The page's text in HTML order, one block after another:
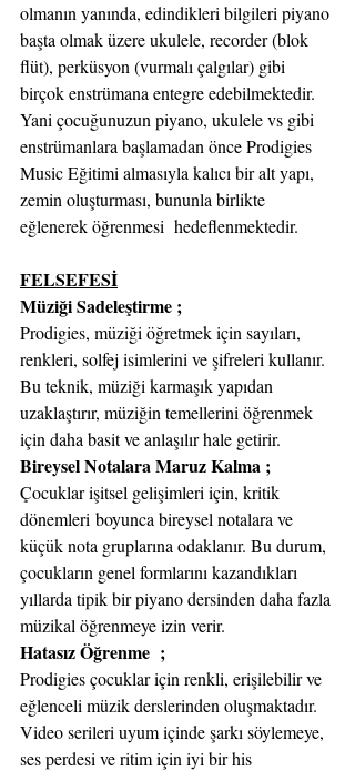
olmanın yanında, edindikleri bilgileri piyano
başta olmak üzere ukulele, recorder (blok
flüt), perküsyon (vurmalı çalgılar) gibi
birçok enstrümana entegre edebilmektedir.
Yani çocuğunuzun piyano, ukulele vs gibi
enstrümanlara başlamadan önce Prodigies
Music Eğitimi almasıyla kalıcı bir alt yapı,
zemin oluşturması, bununla birlikte
eğlenerek öğrenmesi  hedeflenmektedir.
FELSEFESİ
Müziği Sadeleştirme ;
Prodigies, müziği öğretmek için sayıları,
renkleri, solfej isimlerini ve şifreleri kullanır.
Bu teknik, müziği karmaşık yapıdan
uzaklaştırır, müziğin temellerini öğrenmek
için daha basit ve anlaşılır hale getirir.
Bireysel Notalara Maruz Kalma ;
Çocuklar işitsel gelişimleri için, kritik
dönemleri boyunca bireysel notalara ve
küçük nota gruplarına odaklanır. Bu durum,
çocukların genel formlarını kazandıkları
yıllarda tipik bir piyano dersinden daha fazla
müzikal öğrenmeye izin verir.
Hatasız Öğrenme  ;
Prodigies çocuklar için renkli, erişilebilir ve
eğlenceli müzik derslerinden oluşmaktadır.
Video serileri uyum içinde şarkı söylemeye,
ses perdesi ve ritim için iyi bir his